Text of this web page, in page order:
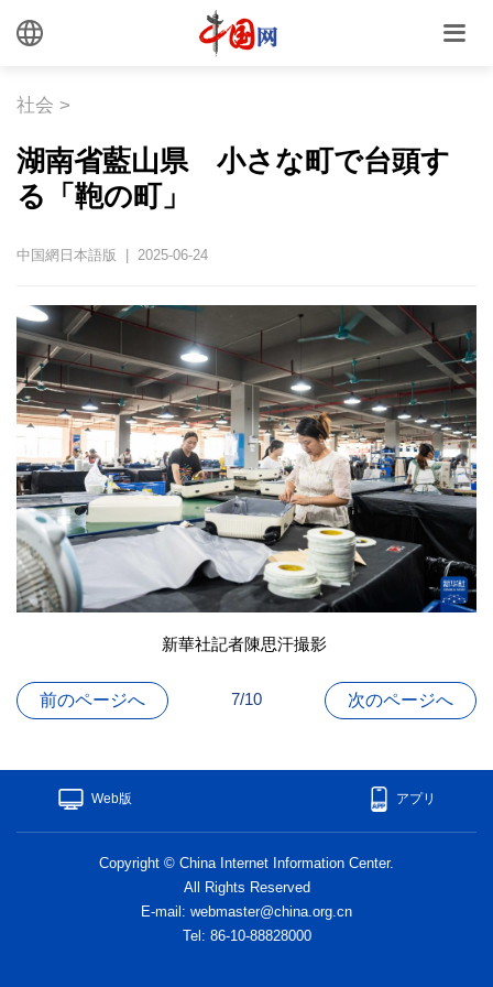
社会 >
湖南省藍山県 小さな町で台頭す
る「鞄の町」
中国網日本語版 | 2025-06-24
新華社記者陳思汗撮影
前のページへ 7/10 次のページへ
Web版 アプリ
Copyright © China Internet Information Center.
All Rights Reserved
E-mail: webmaster@china.org.cn
Tel: 86-10-88828000